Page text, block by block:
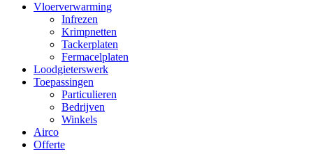
Vloerverwarming
Infrezen
Krimpnetten
Tackerplaten
Fermacelplaten
Loodgieterswerk
Toepassingen
Particulieren
Bedrijven
Winkels
Airco
Offerte